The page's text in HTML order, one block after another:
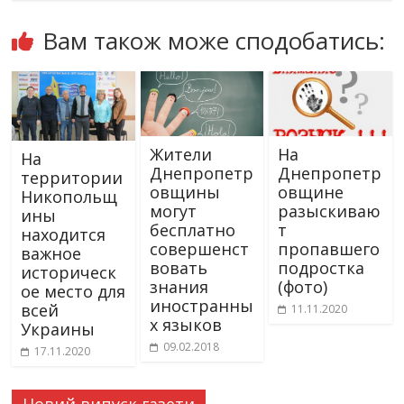
Вам також може сподобатись:
На
территории
Никопольщ
ины
находится
важное
историческ
ое место для
всей
Украины
17.11.2020
Жители
Днепропетр
овщины
могут
бесплатно
совершенст
вовать
знания
иностранны
х языков
09.02.2018
На
Днепропетр
овщине
разыскиваю
т
пропавшего
подростка
(фото)
11.11.2020